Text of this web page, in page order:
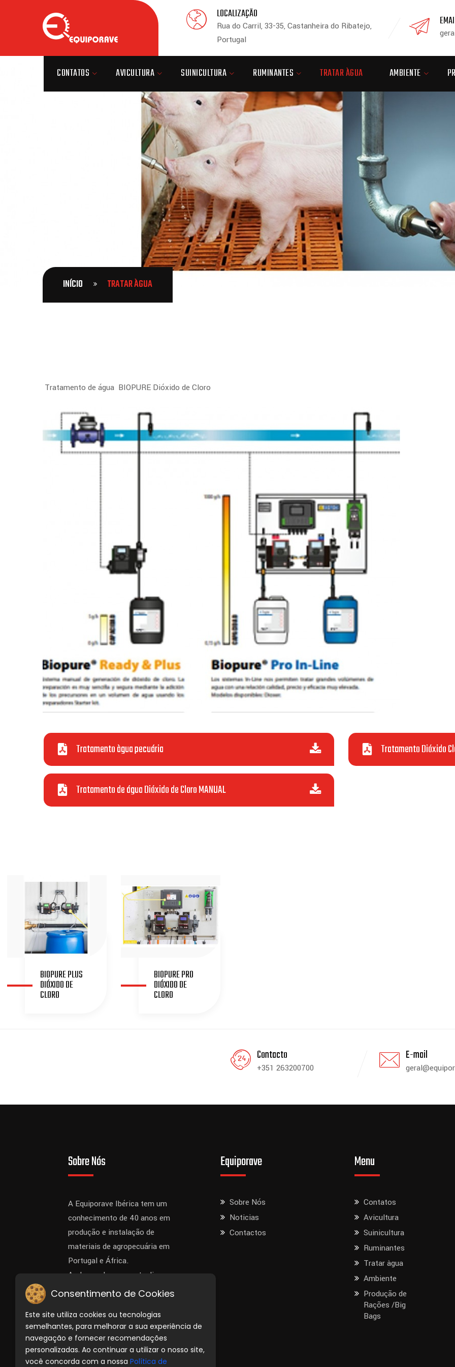
LOCALIZAÇÃO
Rua do Carril, 33-35, Castanheira do Ribatejo,
Portugal
CONTATOS AVICULTURA SUINICULTURA RUMINANTES TRATAR ÀGUA AMBIENTE
INÍCIO TRATAR ÀGUA
Tratamento de água BIOPURE Dióxido de Cloro
Tratamento àgua pecuária Tratamento Dióxido
Tratamento de água Dióxido de Cloro MANUAL
BIOPURE PLUS
DIÓXIDO DE
CLORO
BIOPURE PRO
DIÓXIDO DE
CLORO
Contacto
+351 263200700
E-mail
Sobre Nós
A Equiporave Ibérica tem um
conhecimento de 40 anos em
produção e instalação de
materiais de agropecuária em
Portugal e África.
Ao longo dos anos atualizou-se
sempre para acompanhar os
Equiporave
Sobre Nós
Noticias
Contactos
Menu
Contatos
Avicultura
Suinicultura
Ruminantes
Tratar àgua
Ambiente
Produção de
Rações /Big
Bags
Consentimento de Cookies
Este site utiliza cookies ou tecnologias
semelhantes, para melhorar a sua experiência de
navegação e fornecer recomendações
personalizadas. Ao continuar a utilizar o nosso site,
você concorda com a nossa Política de